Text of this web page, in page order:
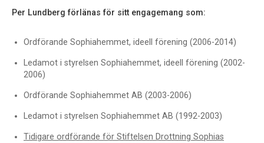
Per Lundberg förlänas för sitt engagemang som:
Ordförande Sophiahemmet, ideell förening (2006-2014)
Ledamot i styrelsen Sophiahemmet, ideell förening (2002-
2006)
Ordförande Sophiahemmet AB (2003-2006)
Ledamot i styrelsen Sophiahemmet AB (1992-2003)
Tidigare ordförande för Stiftelsen Drottning Sophias